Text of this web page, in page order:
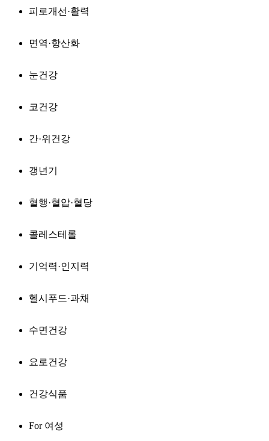
피로개선·활력
면역·항산화
눈건강
코건강
간·위건강
갱년기
혈행·혈압·혈당
콜레스테롤
기억력·인지력
헬시푸드·과채
수면건강
요로건강
건강식품
For 여성